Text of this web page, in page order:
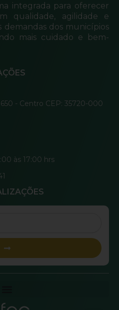
integrada para oferecer
qualidade, agilidade e
demandas dos municípios
mais cuidado e bem-
- Centro CEP: 35720-000
às 17:00 hrs
Submit